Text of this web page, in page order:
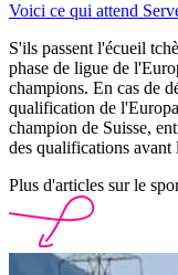
Voici ce qui attend
S'ils passent l'écueil
phase de ligue de
champions. En cas de
qualification de
champion de Suisse,
des qualifications avant
Plus d'articles sur le